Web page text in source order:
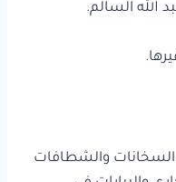
الله السالم.
والشطافات